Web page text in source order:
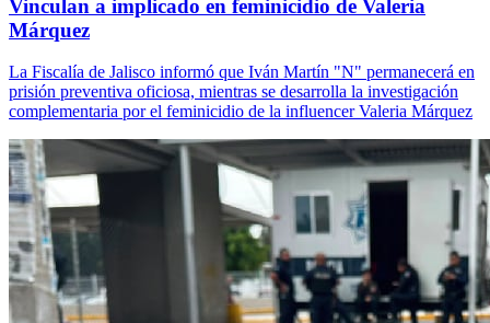
Vinculan a implicado en feminicidio de Valeria
Márquez
La Fiscalía de Jalisco informó que Iván Martín "N" permanecerá en
prisión preventiva oficiosa, mientras se desarrolla la investigación
complementaria por el feminicidio de la influencer Valeria Márquez